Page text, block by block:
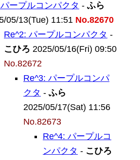
ープルコンパクタ - ふら
05/13(Tue) 11:51 No.82670
Re^2: パープルコンパクタ -
こひろ 2025/05/16(Fri) 09:50
No.82672
Re^3: パープルコンパ
クタ - ふら
2025/05/17(Sat) 11:56
No.82673
Re^4: パープルコ
ンパクタ - こひろ